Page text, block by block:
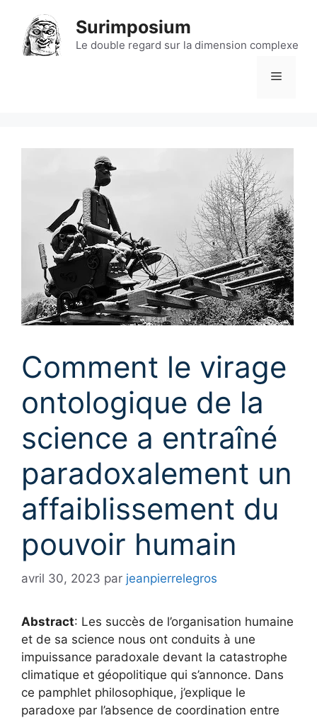
contenu
Surimposium
Le double regard sur la dimension complexe
Menu
Comment le virage
ontologique de la
science a entraîné
paradoxalement un
affaiblissement du
pouvoir humain
avril 30, 2023 par jeanpierrelegros
Abstract: Les succès de l’organisation humaine
et de sa science nous ont conduits à une
impuissance paradoxale devant la catastrophe
climatique et géopolitique qui s’annonce. Dans
ce pamphlet philosophique, j’explique le
paradoxe par l’absence de coordination entre